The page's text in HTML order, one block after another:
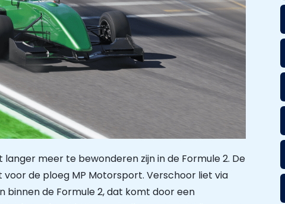
meer te bewonderen zijn in de Formule 2. De
de ploeg MP Motorsport. Verschoor liet via
de Formule 2, dat komt door een